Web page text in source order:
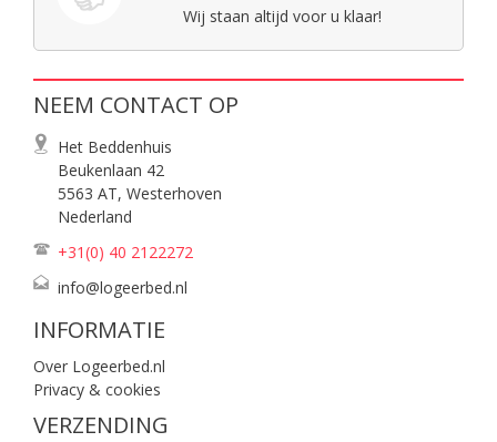
Wij staan altijd voor u klaar!
NEEM CONTACT OP
Het Beddenhuis
Beukenlaan 42
5563 AT, Westerhoven
Nederland
+31(0) 40 2122272
info@logeerbed.nl
INFORMATIE
Over Logeerbed.nl
Privacy & cookies
VERZENDING